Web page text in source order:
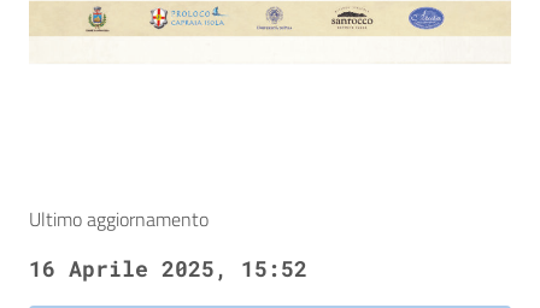
Ultimo aggiornamento
16 Aprile 2025, 15:52